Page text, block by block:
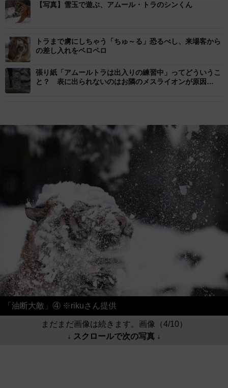
【写真】雪玉で遊ぶ、アムール・トラのシンくん
トラまで虜にしちゃう「ちゅ～る」恐るべし、来場客から
の差し入れをペロペロ
張り紙「アムールトラは出入りの練習中」ってどういうこ
と？ 表に出られないのはお隣のメスライオンが原因…
「油断大敵」④ ※rikuさん提供
まだまだ画像は続きます。画像（4/10）
↓ スクロールで次の写真 ↓